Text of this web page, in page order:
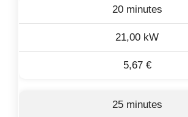
20 minutes
21,00 kW
5,67 €
25 minutes